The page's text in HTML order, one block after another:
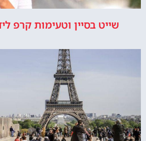
שייט בסיין וטעימות קרפ